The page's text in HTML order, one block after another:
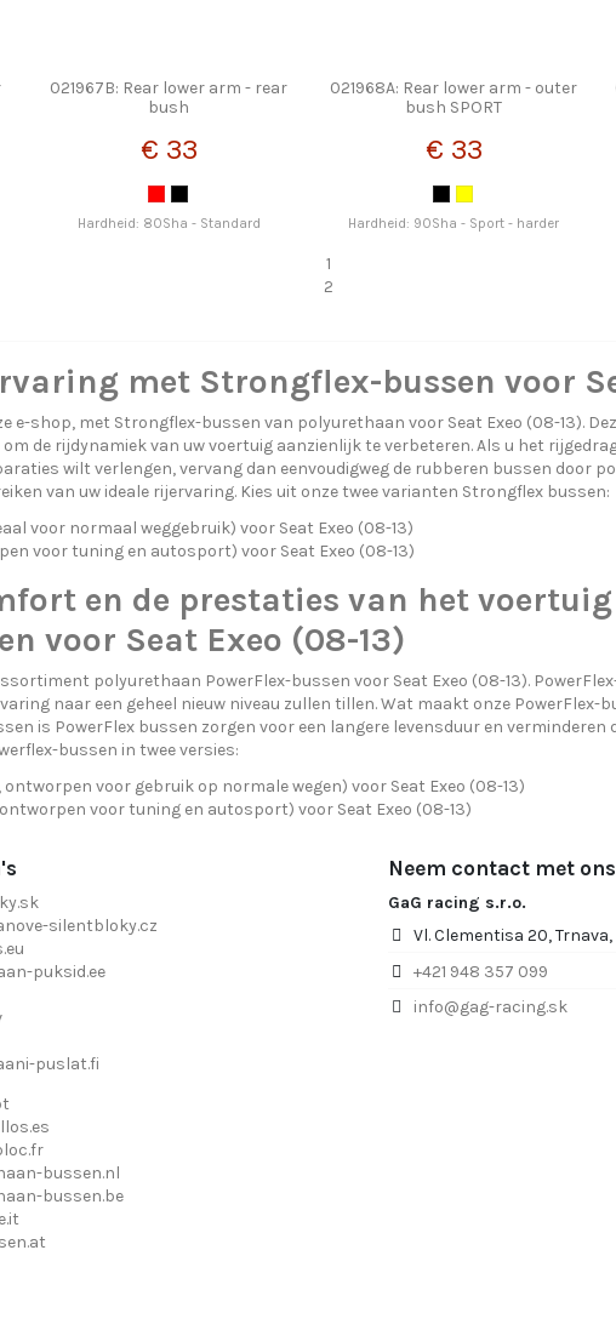
021967B: Rear lower arm - rear
bush
€ 33
Hardheid: 80Sha - Standard
021968A: Rear lower arm - outer
bush SPORT
€ 33
Hardheid: 90Sha - Sport - harder
1
2
met Strongflex-bussen voor
e-shop, met Strongflex-bussen van polyurethaan voor Seat Exeo (08-13).
de rijdynamiek van uw voertuig aanzienlijk te verbeteren. Als u het
wilt verlengen, vervang dan eenvoudigweg de rubberen bussen door
van uw ideale rijervaring. Kies uit onze twee varianten Strongflex bussen:
voor normaal weggebruik) voor Seat Exeo (08-13)
voor tuning en autosport) voor Seat Exeo (08-13)
en de prestaties van het
voor Seat Exeo (08-13)
polyurethaan PowerFlex-bussen voor Seat Exeo (08-13).
naar een geheel nieuw niveau zullen tillen. Wat maakt onze PowerFlex-
is PowerFlex bussen zorgen voor een langere levensduur en verminderen
bussen in twee versies:
voor gebruik op normale wegen) voor Seat Exeo (08-13)
voor tuning en autosport) voor Seat Exeo (08-13)
silentbloky.cz
puksid.ee
puslat.fi
bussen.nl
bussen.be
Neem contact met
GaG racing s.r.o.
Vl. Clementisa 20,
+421 948 357 099
info@gag-racing.sk